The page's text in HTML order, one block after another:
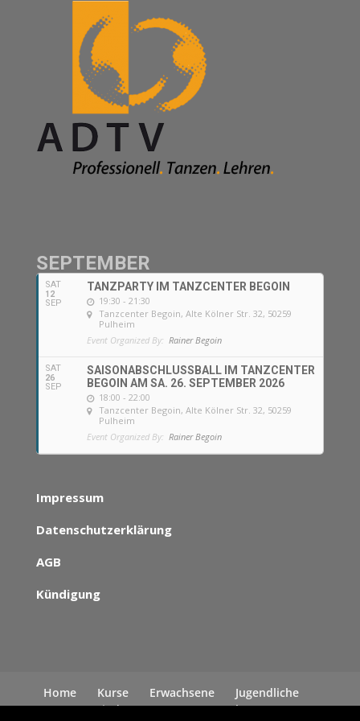
SEPTEMBER
SAT
12
SEP
TANZPARTY IM TANZCENTER BEGOIN
19:30 - 21:30
Tanzcenter Begoin, Alte Kölner Str. 32, 50259
Pulheim
Event Organized By: Rainer Begoin
SAT
26
SEP
SAISONABSCHLUSSBALL IM TANZCENTER
BEGOIN AM SA. 26. SEPTEMBER 2026
18:00 - 22:00
Tanzcenter Begoin, Alte Kölner Str. 32, 50259
Pulheim
Event Organized By: Rainer Begoin
Impressum
Datenschutzerklärung
AGB
Kündigung
Home Kurse Erwachsene
Jugendliche
Kinder
News
Kontakt